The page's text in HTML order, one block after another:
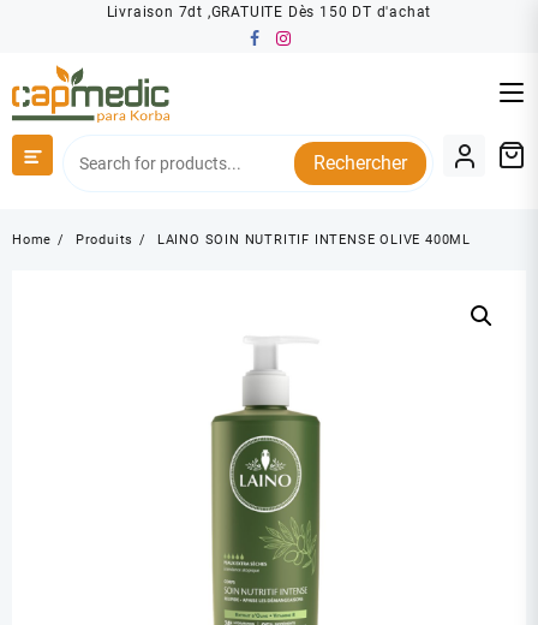
Livraison 7dt ,GRATUITE Dès 150 DT d'achat
Rechercher
Home Produits LAINO SOIN NUTRITIF INTENSE OLIVE 400ML